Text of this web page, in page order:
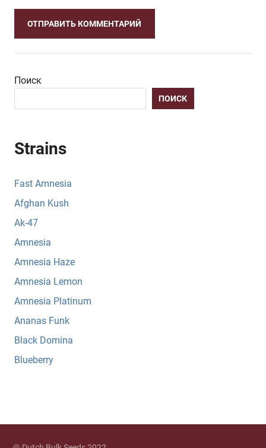
Поиск
ПОИСК
Strains
Fast Amnesia
Afghan Kush
Ak-47
Amnesia
Amnesia Haze
Amnesia Lemon
Amnesia Platinum
Ananas Funk
Black Domina
Blueberry